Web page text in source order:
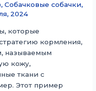
,Собачковые собачки,
2024
которые
кормления,
называемым
кожу,
ткани с
Этот пример